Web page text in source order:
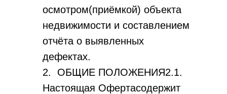
осмотром(приёмкой) объекта
недвижимости и составлением
отчёта о выявленных
дефектах.
2. ОБЩИЕ ПОЛОЖЕНИЯ2.1.
Настоящая Офертасодержит